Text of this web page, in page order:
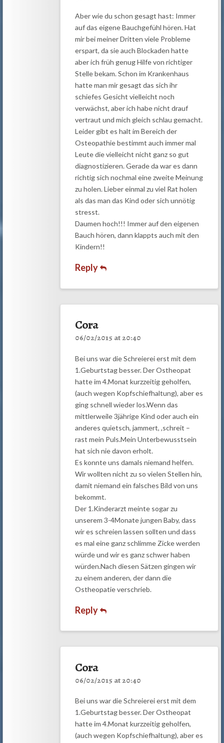
Aber wie du schon gesagt hast: Immer
auf das eigene Bauchgefühl hören. Hat
mir bei meiner Dritten viele Probleme
erspart, da sie auch Blockaden hatte
aber ich früh genug Hilfe von richtiger
Stelle bekam. Schon im Krankenhaus
hatte man mir gesagt das sich ihr
schiefes Gesicht vielleicht noch
verwächst, aber ich habe nicht drauf
vertraut und mich gleich schlau gemacht.
Leider gibt es halt im Bereich der
Osteopathie bestimmt auch immer mal
Leute die vielleicht nicht ganz so gut
diagnostizieren. Gerade da war es dann
richtig sich nochmal eine zweite Meinung
zu holen. Lieber einmal zu viel Rat holen
als das man das Kind oder sich unnötig
stresst.
Daumen hoch!!! Immer auf den eigenen
Bauch hören, dann klappts auch mit den
Kindern!!
Reply
Cora
06/02/2015 at 20:40
Bei uns war die Schreierei erst mit dem
1.Geburtstag besser. Der Ostheopat
hatte im 4.Monat kurzzeitig geholfen,
(auch wegen Kopfschiefhaltung), aber es
ging schnell wieder los.Wenn das
mittlerweile 3jährige Kind oder auch ein
anderes quietsch, jammert, ,schreit –
rast mein Puls.Mein Unterbewusstsein
hat sich nie davon erholt.
Es konnte uns damals niemand helfen.
Wir wollten nicht zu so vielen Stellen hin,
damit niemand ein falsches Bild von uns
bekommt.
Der 1.Kinderarzt meinte sogar zu
unserem 3-4Monate jungen Baby, dass
wir es schreien lassen sollten und dass
es mal eine ganz schlimme Zicke werden
würde und wir es ganz schwer haben
würden.Nach diesen Sätzen gingen wir
zu einem anderen, der dann die
Ostheopatie verschrieb.
Reply
Cora
06/02/2015 at 20:40
Bei uns war die Schreierei erst mit dem
1.Geburtstag besser. Der Ostheopat
hatte im 4.Monat kurzzeitig geholfen,
(auch wegen Kopfschiefhaltung), aber es